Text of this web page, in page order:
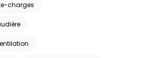
charges